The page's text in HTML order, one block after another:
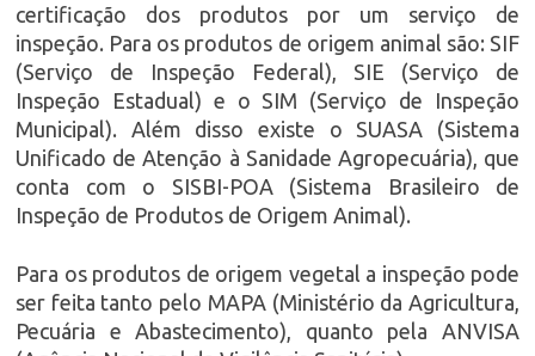
certificação dos produtos por um serviço de
inspeção. Para os produtos de origem animal são: SIF
(Serviço de Inspeção Federal), SIE (Serviço de
Inspeção Estadual) e o SIM (Serviço de Inspeção
Municipal). Além disso existe o SUASA (Sistema
Unificado de Atenção à Sanidade Agropecuária), que
conta com o SISBI-POA (Sistema Brasileiro de
Inspeção de Produtos de Origem Animal).
Para os produtos de origem vegetal a inspeção pode
ser feita tanto pelo MAPA (Ministério da Agricultura,
Pecuária e Abastecimento), quanto pela ANVISA